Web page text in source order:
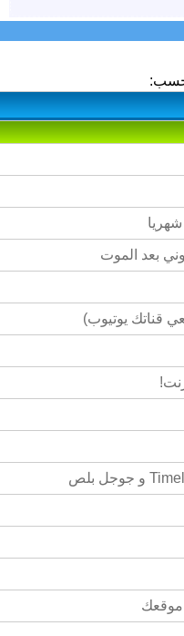
بعد الموت
قناتك يوتيوب)